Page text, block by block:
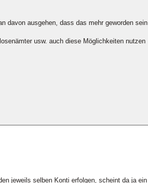
davon ausgehen, dass das mehr geworden sein
usw. auch diese Möglichkeiten nutzen
jeweils selben Konti erfolgen, scheint da ja ein